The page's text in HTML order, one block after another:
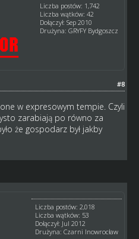
Liczba postów: 1,742
Liczba wątków: 42
Dołączył: Sep 2010
Drużyna: GRYFY Bydgoszcz
#8
w expresowym tempie. Czyli
zarabiają po równo za
że gospodarz był jakby
Liczba postów: 2,018
Liczba wątków: 53
Dołączył: Jul 2012
Drużyna: Czarni Inowrocław